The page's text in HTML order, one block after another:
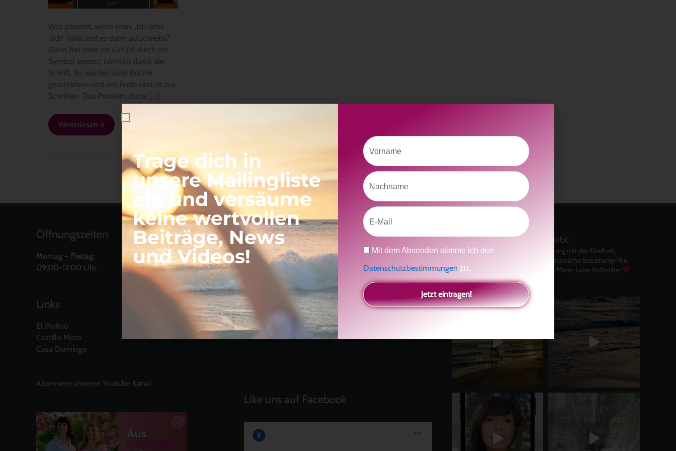
Was passiert, wenn man „Ich liebe
dich“ fühlt und es dann aufschreibt?
Dann hat man ein Gefühl durch ein
Symbol ersetzt, nämlich durch die
Schrift. So werden viele Bücher
geschrieben und am Ende sind es nur
Schriften. Das Problem dabei […]
Weiterlesen »
Öffnungszeiten
Montag – Freitag:
09:00-12:00 Uhr
Links
El Molino
Castillo Moro
Casa Domingo
Abonniere unseren Youtube Kanal
Neueste Beiträge
Ein Geschenk für dich
und eine besondere
Einladung
Radikal ehrlich
Der Teil von dir, der gesehen werden möchte
Vielleicht geht es gar nicht darum, noch mehr zu
verstehen
Manchmal braucht es einfach eine kleine Auszeit
Like uns auf Facebook
kolitscher.by.biotic
Selbstliebe, Aussöhnung mit der Kindheit,
Potenzial entfalten, glückliche Beziehung-The
Asha und Marie-Luise Kolitscher
Sisterlove
Trage dich in
unsere Mailingliste
ein und versäume
keine wertvollen
Beiträge, News
und Videos!
Vorname
Nachname
Email
Datenschutz
Mit dem Absenden stimme ich den
Datenschutzbestimmungen zu.
Jetzt eintragen!